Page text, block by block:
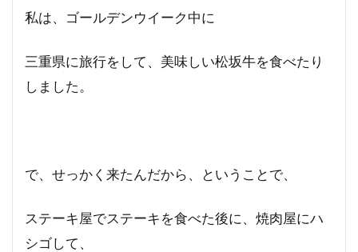
私は、ゴールデンウイーク中に
三重県に旅行をして、美味しい松坂牛を食べたり
しました。
で、せっかく来たんだから、ということで、
ステーキ屋でステーキを食べた後に、焼肉屋にハ
シゴして、